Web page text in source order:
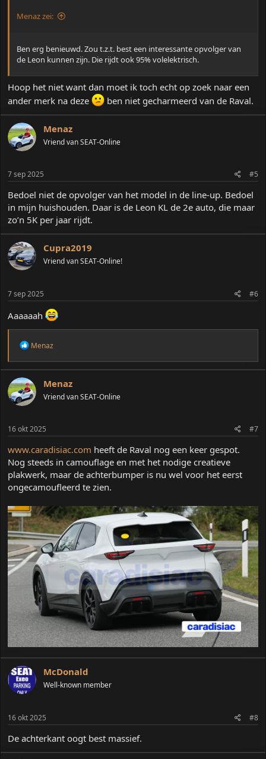
Menaz zei:
Ben erg benieuwd. Zou t.z.t. best een interessante opvolger van
de Leon kunnen zijn. Die rijdt ook 95% volelektrisch.
Hoop het niet want dan moet ik toch echt op zoek naar een
ander merk na deze
ben niet gecharmeerd van de Raval.
Menaz
Vriend van SEAT-Online
7 sep 2025 #5
Bedoel niet de opvolger van het model in de line-up. Bedoel
in mijn huishouden. Daar is de Leon KL de 2e auto, die maar
zo’n 5K per jaar rijdt.
Cupra2019
Vriend van SEAT-Online!
7 sep 2025 #6
Aaaaaah
W
a
r
d
e
r
g
e
n
:
Menaz
Menaz
Vriend van SEAT-Online
16 okt 2025 #7
www.caradisiac.com heeft de Raval nog een keer gespot.
Nog steeds in camouflage en met het nodige creatieve
plakwerk, maar de achterbumper is nu wel voor het eerst
ongecamoufleerd te zien.
McDonald
Well-known member
16 okt 2025 #8
De achterkant oogt best massief.